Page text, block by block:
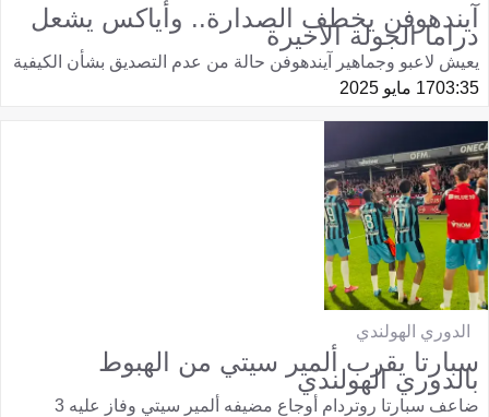
آيندهوفن يخطف الصدارة.. وأياكس يشعل
دراما الجولة الأخيرة
يعيش لاعبو وجماهير آيندهوفن حالة من عدم التصديق بشأن الكيفية
03:3517 مايو 2025
الدوري الهولندي
سبارتا يقرب ألمير سيتي من الهبوط
بالدوري الهولندي
ضاعف سبارتا روتردام أوجاع مضيفه ألمير سيتي وفاز عليه 3